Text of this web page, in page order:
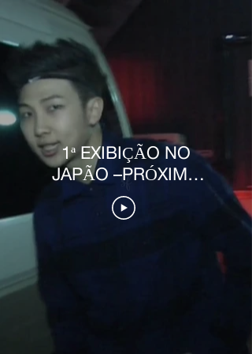
1ª EXIBIÇÃO NO
JAPÃO –PRÓXIMO
PALCO– EM ZEPP
TÓQUIO - DISC0